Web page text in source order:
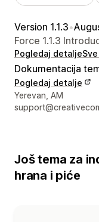
Version 1.1.3•
Force 1.1.3
Pogledaj detalje
Dokumentacija
Pogledaj detalje
Podaci za kontakt
Yerevan, AM
Još tema za
hrana i piće